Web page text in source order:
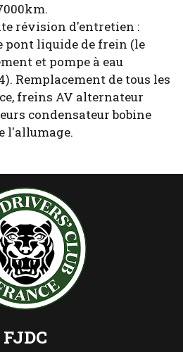
révision d'entretien :
pont liquide de frein (le
et pompe à eau
Remplacement de tous les
freins AV alternateur
condensateur bobine
l'allumage.
FJDC